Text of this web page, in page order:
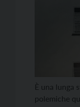
È una lunga
polemiche